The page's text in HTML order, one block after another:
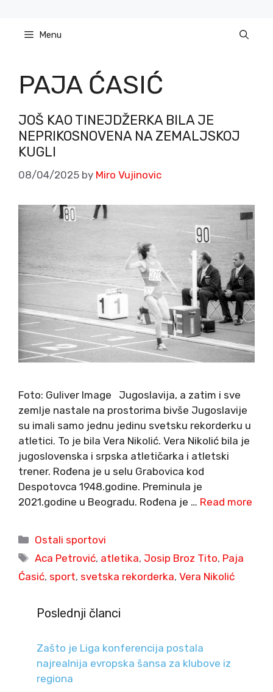
content Menu
PAJA ĆASIĆ
JOŠ KAO TINEJDŽERKA BILA JE
NEPRIKOSNOVENA NA ZEMALJSKOJ
KUGLI
08/04/2025 by Miro Vujinovic
Foto: Guliver Image Jugoslavija, a zatim i sve
zemlje nastale na prostorima bivše Jugoslavije
su imali samo jednu jedinu svetsku rekorderku u
atletici. To je bila Vera Nikolić. Vera Nikolić bila je
jugoslovenska i srpska atletičarka i atletski
trener. Rođena je u selu Grabovica kod
Despotovca 1948.godine. Preminula je
2021.godine u Beogradu. Rođena je … Read more
Categories
Ostali sportovi
Tags
Aca Petrović, atletika, Josip Broz Tito, Paja
Ćasić, sport, svetska rekorderka, Vera Nikolić
Poslednji članci
Zašto je Liga konferencija postala
najrealnija evropska šansa za klubove iz
regiona